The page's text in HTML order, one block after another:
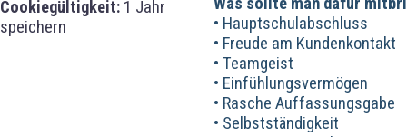
Cookiegültigkeit: 1 Jahr
speichern
• Hauptschulabschluss
• Freude am Kundenkontakt
• Teamgeist
• Einfühlungsvermögen
• Rasche Auffassungsgabe
• Selbstständigkeit